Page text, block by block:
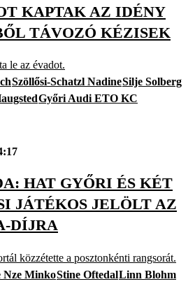
KAPTAK AZ IDÉNY
TÁVOZÓ KÉZISEK
le az évadot.
Szöllősi-Schatzl NadineSilje Solberg
Győri Audi ETO KC
HAT GYŐRI ÉS KÉT
JÁTÉKOS JELÖLT AZ
DÍJRA
közzétette a posztonkénti rangsorát.
Nze MinkoStine OftedalLinn Blohm